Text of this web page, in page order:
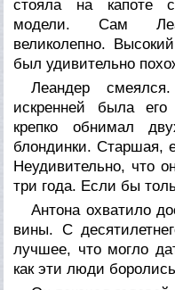
стояла на капоте
модели. Сам
великолепно.
был удивительно
Леандер
искренней была
крепко обнимал
блондинки. Старшая,
Неудивительно, что
три года. Если бы
Антона охватило
вины. С
лучшее, что могло
как эти люди